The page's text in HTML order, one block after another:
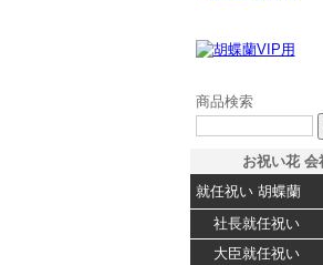
商品検索
お祝い花 会
就任祝い 胡蝶蘭
社長就任祝い
大臣就任祝い